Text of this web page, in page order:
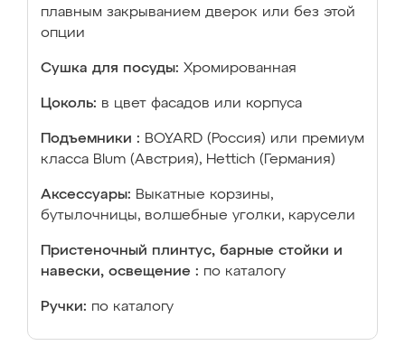
плавным закрыванием дверок или без этой
опции
Сушка для посуды: Хромированная
Цоколь: в цвет фасадов или корпуса
Подъемники : BOYARD (Россия) или премиум
класса Blum (Австрия), Hettich (Германия)
Аксессуары: Выкатные корзины,
бутылочницы, волшебные уголки, карусели
Пристеночный плинтус, барные стойки и
навески, освещение : по каталогу
Ручки: по каталогу